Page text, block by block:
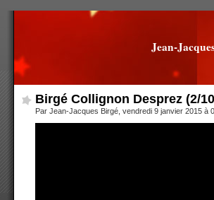
Jean-
Birgé Collignon Desprez (2/
Par Jean-Jacques Birgé, vendredi 9 janvier 2015 à